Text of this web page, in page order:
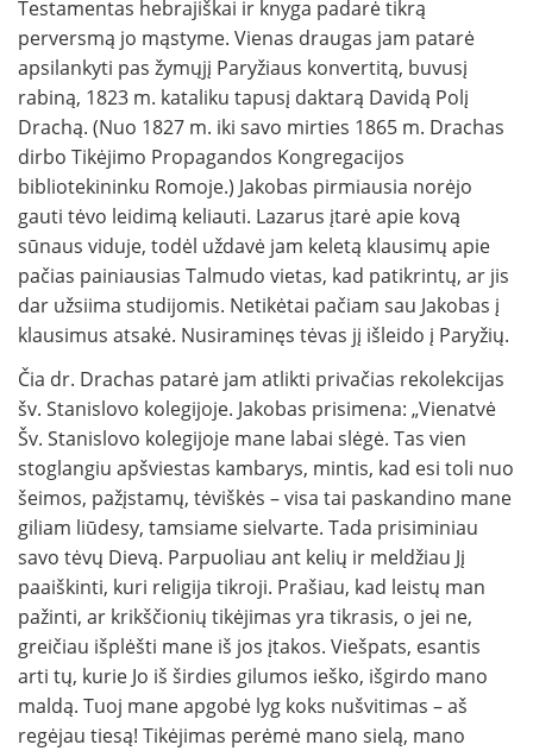
Testamentas hebrajiškai ir knyga padarė tikrą
perversmą jo mąstyme. Vienas draugas jam patarė
apsilankyti pas žymųjį Paryžiaus konvertitą, buvusį
rabiną, 1823 m. kataliku tapusį daktarą Davidą Polį
Drachą. (Nuo 1827 m. iki savo mirties 1865 m. Drachas
dirbo Tikėjimo Propagandos Kongregacijos
bibliotekininku Romoje.) Jakobas pirmiausia norėjo
gauti tėvo leidimą keliauti. Lazarus įtarė apie kovą
sūnaus viduje, todėl uždavė jam keletą klausimų apie
pačias painiausias Talmudo vietas, kad patikrintų, ar jis
dar užsiima studijomis. Netikėtai pačiam sau Jakobas į
klausimus atsakė. Nusiraminęs tėvas jį išleido į Paryžių.
Čia dr. Drachas patarė jam atlikti privačias rekolekcijas
šv. Stanislovo kolegijoje. Jakobas prisimena: „Vienatvė
Šv. Stanislovo kolegijoje mane labai slėgė. Tas vien
stoglangiu apšviestas kambarys, mintis, kad esi toli nuo
šeimos, pažįstamų, tėviškės – visa tai paskandino mane
giliam liūdesy, tamsiame sielvarte. Tada prisiminiau
savo tėvų Dievą. Parpuoliau ant kelių ir meldžiau Jį
paaiškinti, kuri religija tikroji. Prašiau, kad leistų man
pažinti, ar krikščionių tikėjimas yra tikrasis, o jei ne,
greičiau išplėšti mane iš jos įtakos. Viešpats, esantis
arti tų, kurie Jo iš širdies gilumos ieško, išgirdo mano
maldą. Tuoj mane apgobė lyg koks nušvitimas – aš
regėjau tiesą! Tikėjimas perėmė mano sielą, mano